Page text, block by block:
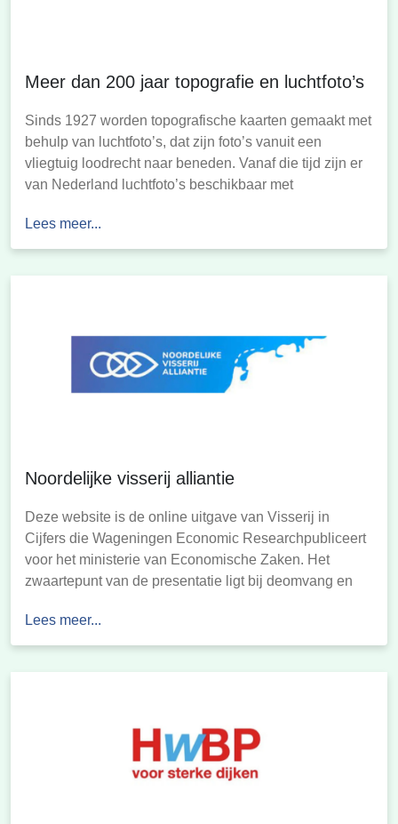
Meer dan 200 jaar topografie en luchtfoto’s
Sinds 1927 worden topografische kaarten gemaakt met
behulp van luchtfoto’s, dat zijn foto’s vanuit een
vliegtuig loodrecht naar beneden. Vanaf die tijd zijn er
van Nederland luchtfoto’s beschikbaar met
het maken van digitale luchtfoto’s van (delen van)
Nederland, deze worden in Topotijdreis getoond.
Lees meer...
Noordelijke visserij alliantie
Deze website is de online uitgave van Visserij in
Cijfers die Wageningen Economic Researchpubliceert
voor het ministerie van Economische Zaken. Het
zwaartepunt van de presentatie ligt bij deomvang en
onderwerpen als structuur, inspanningen innovatie
komen aan de orde. De gegevens zijn per sector of per
Lees meer...